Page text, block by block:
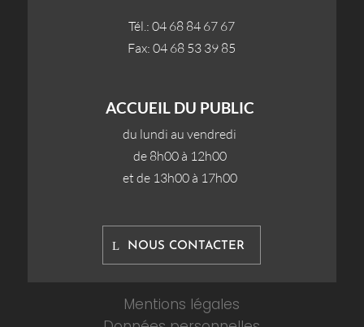
Tél.: 04 68 84 67 67
Fax: 04 68 53 39 85
ACCUEIL DU PUBLIC
du lundi au vendredi
de 8h00 à 12h00
et de 13h00 à 17h00
NOUS CONTACTER
Mentions légales